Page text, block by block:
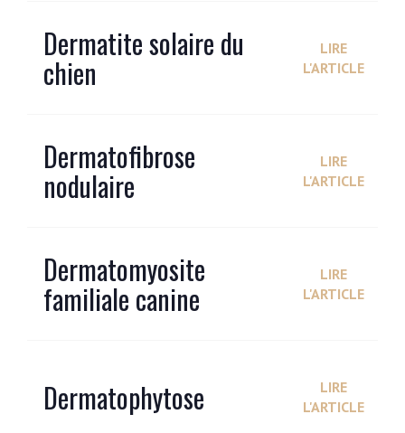
Dermatite solaire du
chien
LIRE
L'ARTICLE
Dermatofibrose
nodulaire
LIRE
L'ARTICLE
Dermatomyosite
familiale canine
LIRE
L'ARTICLE
Dermatophytose
LIRE
L'ARTICLE